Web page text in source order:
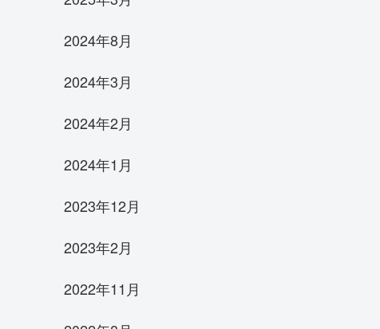
2024年8月
2024年3月
2024年2月
2024年1月
2023年12月
2023年2月
2022年11月